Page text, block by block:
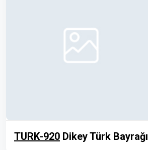
TURK-920 Dikey Türk Bayrağı